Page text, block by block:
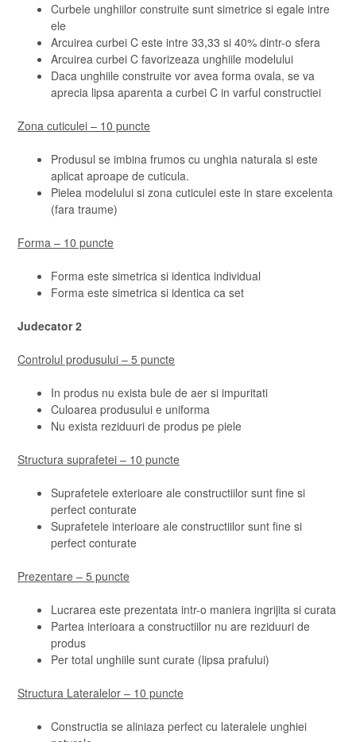
Curbele unghiilor construite sunt simetrice si egale intre
ele
Arcuirea curbei C este intre 33,33 si 40% dintr-o sfera
Arcuirea curbei C favorizeaza unghiile modelului
Daca unghiile construite vor avea forma ovala, se va
aprecia lipsa aparenta a curbei C in varful constructiei
Zona cuticulei – 10 puncte
Produsul se imbina frumos cu unghia naturala si este
aplicat aproape de cuticula.
Pielea modelului si zona cuticulei este in stare excelenta
(fara traume)
Forma – 10 puncte
Forma este simetrica si identica individual
Forma este simetrica si identica ca set
Judecator 2
Controlul produsului – 5 puncte
In produs nu exista bule de aer si impuritati
Culoarea produsului e uniforma
Nu exista reziduuri de produs pe piele
Structura suprafetei – 10 puncte
Suprafetele exterioare ale constructiilor sunt fine si
perfect conturate
Suprafetele interioare ale constructiilor sunt fine si
perfect conturate
Prezentare – 5 puncte
Lucrarea este prezentata intr-o maniera ingrijita si curata
Partea interioara a constructiilor nu are reziduuri de
produs
Per total unghiile sunt curate (lipsa prafului)
Structura Lateralelor – 10 puncte
Constructia se aliniaza perfect cu lateralele unghiei